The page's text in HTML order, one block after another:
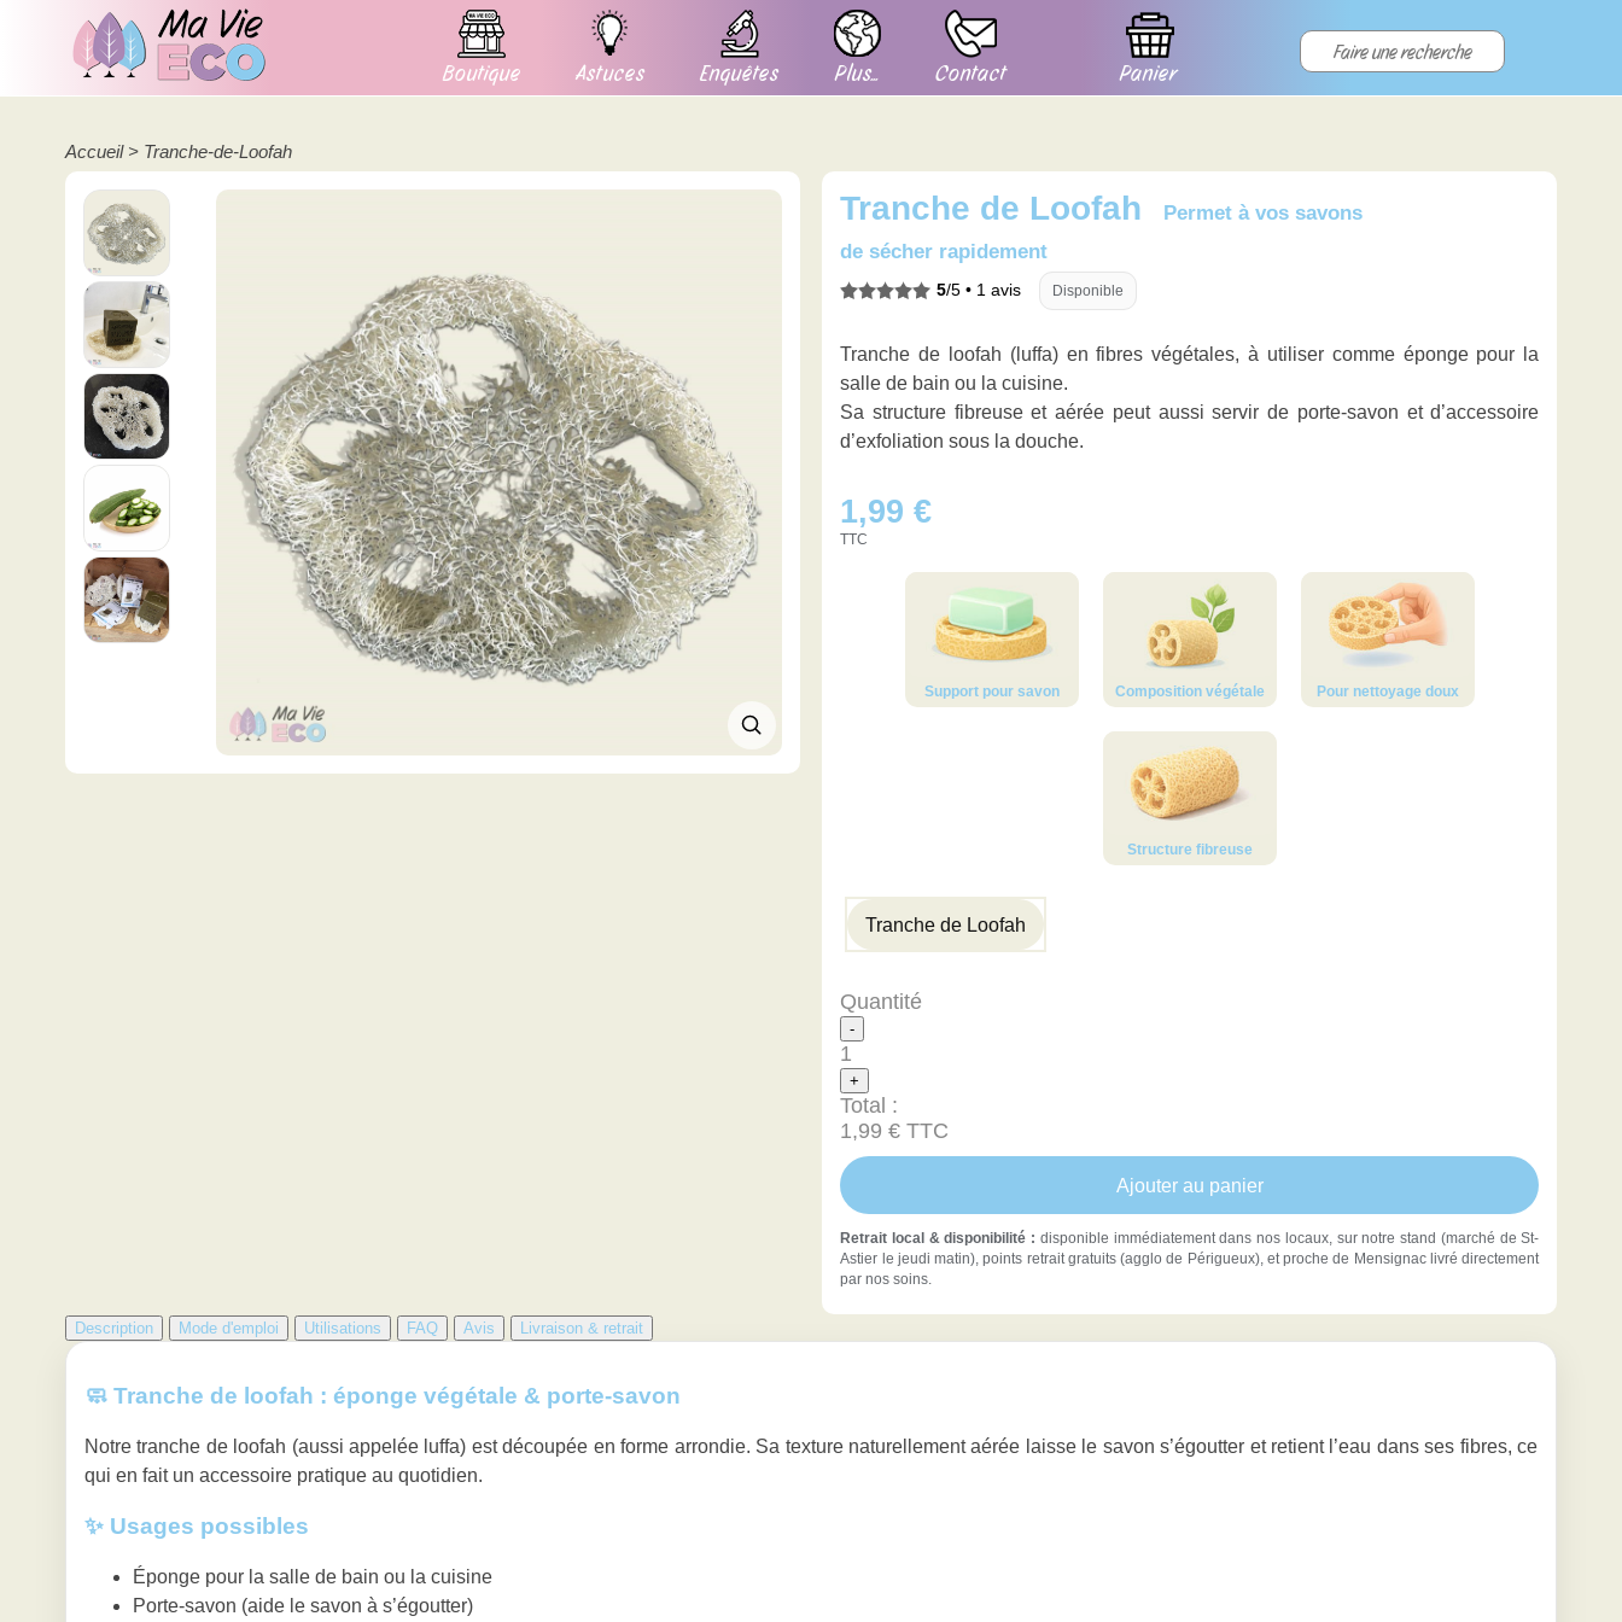
Boutique Astuces Enquêtes Plus... Contact Panier
Accueil> Tranche-de-Loofah
Tranche de Loofah
Permet à vos savons
de sécher rapidement
5/5 • 1 avis Disponible
Tranche de loofah (luffa) en fibres végétales, à utiliser comme éponge pour la
salle de bain ou la cuisine.
Sa structure fibreuse et aérée peut aussi servir de porte-savon et d’accessoire
d’exfoliation sous la douche.
1,99 €
TTC
Support pour savon Composition végétale Pour nettoyage doux
Structure fibreuse
Tranche de Loofah
Quantité
-
1
+
Total :
1,99 € TTC
Ajouter au panier
Retrait local & disponibilité : disponible immédiatement dans nos locaux, sur notre stand (marché de St-
Astier le jeudi matin), points retrait gratuits (agglo de Périgueux), et proche de Mensignac livré directement
par nos soins.
Description Mode d'emploi Utilisations FAQ Avis Livraison & retrait
🧼 Tranche de loofah : éponge végétale & porte-savon
Notre tranche de loofah (aussi appelée luffa) est découpée en forme arrondie. Sa texture naturellement aérée laisse le savon s’égoutter et retient l’eau dans ses fibres, ce
qui en fait un accessoire pratique au quotidien.
✨ Usages possibles
Éponge pour la salle de bain ou la cuisine
Porte-savon (aide le savon à s’égoutter)